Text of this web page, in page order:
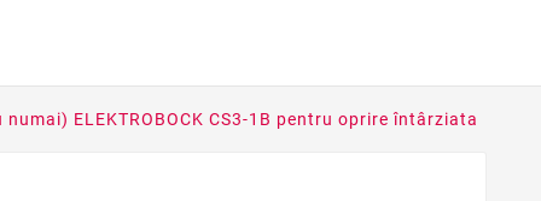
ELEKTROBOCK CS3-1B pentru oprire întârziata